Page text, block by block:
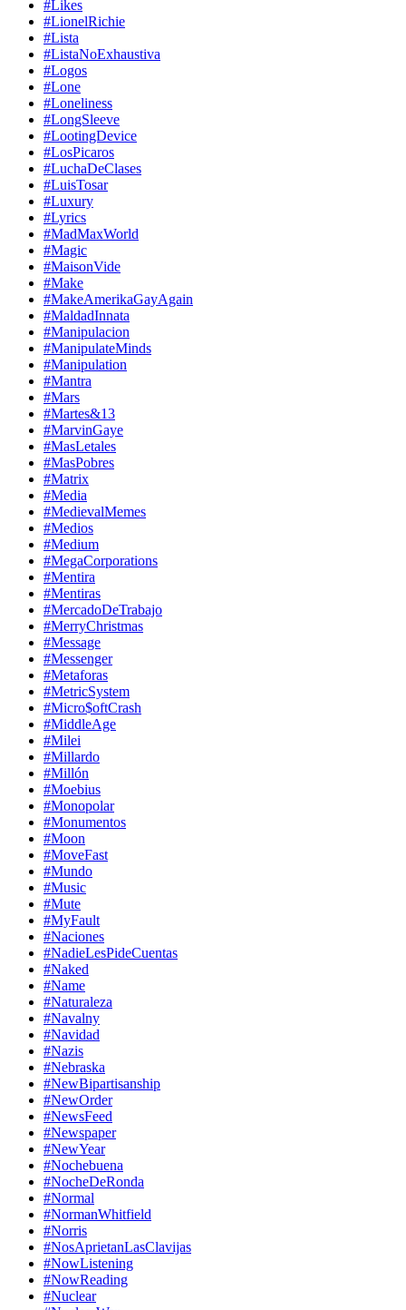
#Likes
#LionelRichie
#Lista
#ListaNoExhaustiva
#Logos
#Lone
#Loneliness
#LongSleeve
#LootingDevice
#LosPicaros
#LuchaDeClases
#LuisTosar
#Luxury
#Lyrics
#MadMaxWorld
#Magic
#MaisonVide
#Make
#MakeAmerikaGayAgain
#MaldadInnata
#Manipulacion
#ManipulateMinds
#Manipulation
#Mantra
#Mars
#Martes&13
#MarvinGaye
#MasLetales
#MasPobres
#Matrix
#Media
#MedievalMemes
#Medios
#Medium
#MegaCorporations
#Mentira
#Mentiras
#MercadoDeTrabajo
#MerryChristmas
#Message
#Messenger
#Metaforas
#MetricSystem
#Micro$oftCrash
#MiddleAge
#Milei
#Millardo
#Millón
#Moebius
#Monopolar
#Monumentos
#Moon
#MoveFast
#Mundo
#Music
#Mute
#MyFault
#Naciones
#NadieLesPideCuentas
#Naked
#Name
#Naturaleza
#Navalny
#Navidad
#Nazis
#Nebraska
#NewBipartisanship
#NewOrder
#NewsFeed
#Newspaper
#NewYear
#Nochebuena
#NocheDeRonda
#Normal
#NormanWhitfield
#Norris
#NosAprietanLasClavijas
#NowListening
#NowReading
#Nuclear